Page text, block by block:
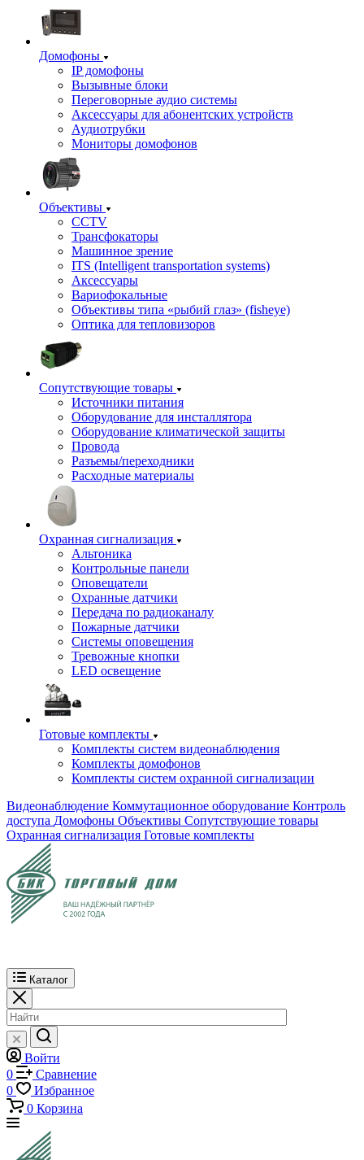
Домофоны
IP домофоны
Вызывные блоки
Переговорные аудио системы
Аксессуары для абонентских устройств
Аудиотрубки
Мониторы домофонов
Объективы
CCTV
Трансфокаторы
Машинное зрение
ITS (Intelligent transportation systems)
Аксессуары
Вариофокальные
Объективы типа «рыбий глаз» (fisheye)
Оптика для тепловизоров
Сопутствующие товары
Источники питания
Оборудование для инсталлятора
Оборудование климатической защиты
Провода
Разъемы/переходники
Расходные материалы
Охранная сигнализация
Альтоника
Контрольные панели
Оповещатели
Охранные датчики
Передача по радиоканалу
Пожарные датчики
Системы оповещения
Тревожные кнопки
LED освещение
Готовые комплекты
Комплекты систем видеонаблюдения
Комплекты домофонов
Комплекты систем охранной сигнализации
Видеонаблюдение Коммутационное оборудование Контроль
доступа Домофоны Объективы Сопутствующие товары
Охранная сигнализация Готовые комплекты
Каталог
Войти
0
Сравнение
0
Избранное
0 Корзина